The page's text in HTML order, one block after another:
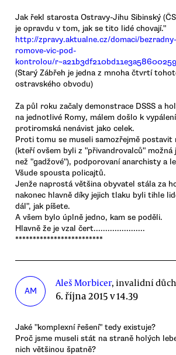
Jak řekl starosta Ostravy-Jihu Sibinský
je opravdu v tom, jak se tito lidé chovají."
http://zpravy.aktualne.cz/domaci/
romove-vic-pod-
kontrolou/
(Starý Zábřeh je jedna z mnoha čtvrtí
ostravského obvodu)
Za půl roku začaly demonstrace DSSS a
na jednotlivé Romy, málem došlo k
protiromská nenávist jako celek.
Proti tomu se museli samozřejmě postavit
(kteří ovšem byli z "přivandrovalců" možná
než "gadžové"), podporovaní anarchisty a
Všude spousta policajtů.
Jenže naprostá většina obyvatel stála za
nakonec hlavně díky jejich tlaku byli tihle
dál", jak píšete.
A všem bylo úplně jedno, kam se poděli.
Hlavně že je vzal čert......................
*************************
AM
Aleš Morbicer, invalidní
6. října 2015 v 14.39
Jaké "komplexní řešení" tedy existuje?
Proč jsme museli stát na straně holých
nich většinou špatně?